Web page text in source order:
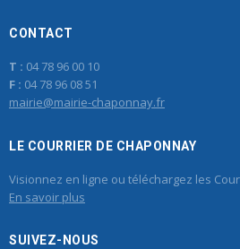
CONTACT
T : 04 78 96 00 10
F : 04 78 96 08 51
mairie@mairie-chaponnay.fr
LE COURRIER DE CHAPONNAY
Visionnez en ligne ou téléchargez les
En savoir plus
SUIVEZ-NOUS